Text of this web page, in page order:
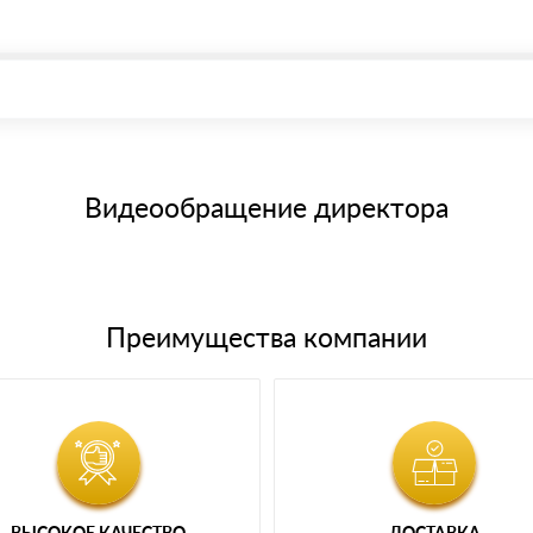
через системы электронных платежей.
банковским картам
материала после проверки качества и количества заказанного
Видеообращение директора
Преимущества компании